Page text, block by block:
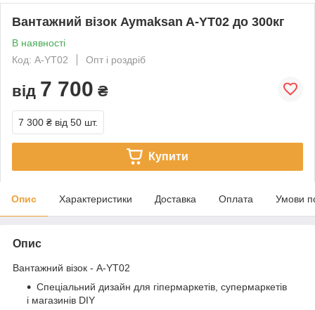
Вантажний візок Aymaksan A-YT02 до 300кг
В наявності
Код: A-YT02
Опт і роздріб
від 7 700 ₴
7 300 ₴ від 50 шт.
Купити
Опис Характеристики Доставка Оплата Умови
Опис
Вантажний візок - A-YT02
Спеціальний дизайн для гіпермаркетів, супермаркетів
і магазинів DIY